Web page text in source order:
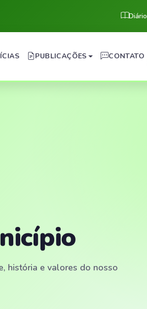
Diário
PUBLICAÇÕES CONTATO
história e valores do nosso